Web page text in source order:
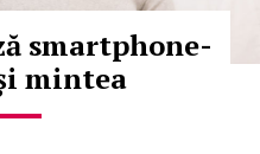
smartphone-
mintea